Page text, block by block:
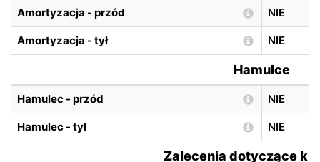
Amortyzacja - przód NIE
Amortyzacja - tył NIE
Hamulce
Hamulec - przód NIE
Hamulec - tył NIE
Zalecenia dotyczące